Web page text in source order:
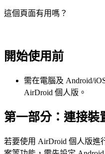
這個頁面有用嗎？
開始使用前
需在電腦及 Android/
AirDroid 個人版。
第一部分：連接裝
若要使用 AirDroid 個人版進